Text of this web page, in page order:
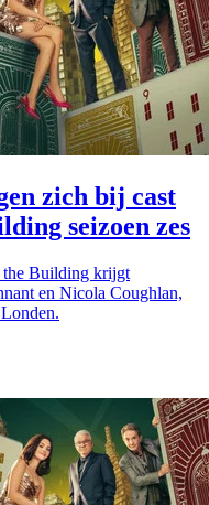
zich bij cast
seizoen zes
the Building krijgt
en Nicola Coughlan,